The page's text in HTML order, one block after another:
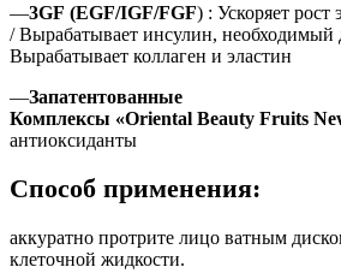
—3GF (EGF/IGF/FGF) : Ускоряет рост
/ Вырабатывает инсулин, необходимый
Вырабатывает коллаген и эластин
—Запатентованные
Комплексы «Oriental Beauty Fruits
антиоксиданты
Способ применения:
аккуратно протрите лицо ватным
клеточной жидкости.